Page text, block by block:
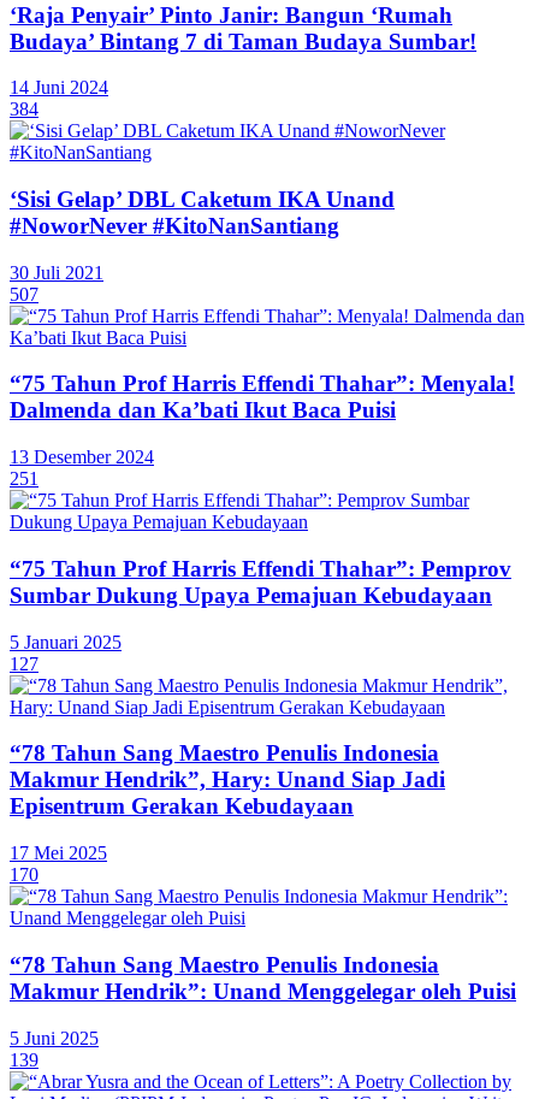
‘Raja Penyair’ Pinto Janir: Bangun ‘Rumah
Budaya’ Bintang 7 di Taman Budaya Sumbar!
14 Juni 2024
384
‘Sisi Gelap’ DBL Caketum IKA Unand
#NoworNever #KitoNanSantiang
30 Juli 2021
507
“75 Tahun Prof Harris Effendi Thahar”: Menyala!
Dalmenda dan Ka’bati Ikut Baca Puisi
13 Desember 2024
251
“75 Tahun Prof Harris Effendi Thahar”: Pemprov
Sumbar Dukung Upaya Pemajuan Kebudayaan
5 Januari 2025
127
“78 Tahun Sang Maestro Penulis Indonesia
Makmur Hendrik”, Hary: Unand Siap Jadi
Episentrum Gerakan Kebudayaan
17 Mei 2025
170
“78 Tahun Sang Maestro Penulis Indonesia
Makmur Hendrik”: Unand Menggelegar oleh Puisi
5 Juni 2025
139